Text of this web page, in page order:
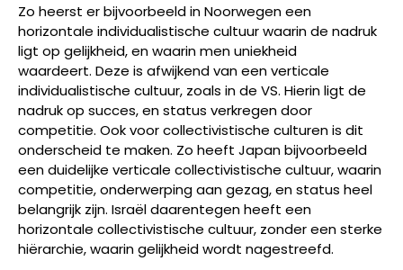
Zo heerst er bijvoorbeeld in Noorwegen een
horizontale individualistische cultuur waarin de nadruk
ligt op gelijkheid, en waarin men uniekheid
waardeert. Deze is afwijkend van een verticale
individualistische cultuur, zoals in de VS. Hierin ligt de
nadruk op succes, en status verkregen door
competitie. Ook voor collectivistische culturen is dit
onderscheid te maken. Zo heeft Japan bijvoorbeeld
een duidelijke verticale collectivistische cultuur, waarin
competitie, onderwerping aan gezag, en status heel
belangrijk zijn. Israël daarentegen heeft een
horizontale collectivistische cultuur, zonder een sterke
hiërarchie, waarin gelijkheid wordt nagestreefd.